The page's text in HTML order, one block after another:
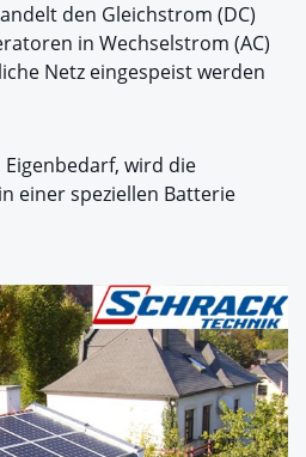
den Gleichstrom (DC)
in Wechselstrom (AC)
Netz eingespeist werden
wird die
einer speziellen Batterie